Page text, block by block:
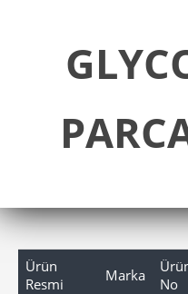
Forum
Ürün
Resmi
Marka
No